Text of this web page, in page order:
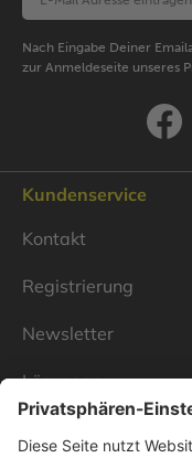
Nach Eingabe Deiner
zur Anmeldeseite unseres
Kundenservice
Kontakt
Registrierung
Newsletter
Lösungen